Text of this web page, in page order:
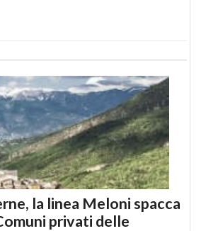
la linea Meloni spacca
privati delle